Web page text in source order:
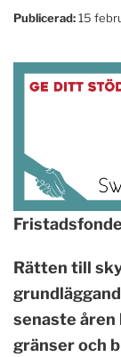
Publicerad:15
Rätten till
senaste åren
gränser och